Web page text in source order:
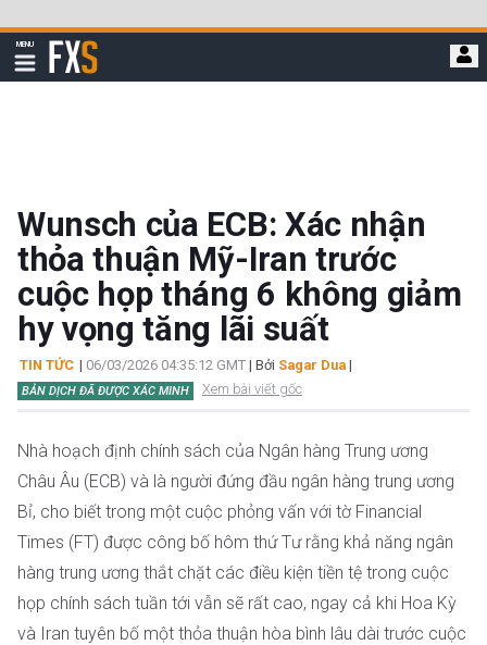
qua
đi
MENU
Hiển
thị
FXStreet
Wunsch của ECB: Xác nhận
thỏa thuận Mỹ-Iran trước
cuộc họp tháng 6 không giảm
hy vọng tăng lãi suất
TIN TỨC | 06/03/2026 04:35:12 GMT | Bởi Sagar Dua |
BẢN DỊCH ĐÃ ĐƯỢC XÁC MINH Xem bài viết gốc
Nhà hoạch định chính sách của Ngân hàng Trung ương
Châu Âu (ECB) và là người đứng đầu ngân hàng trung ương
Bỉ, cho biết trong một cuộc phỏng vấn với tờ Financial
Times (FT) được công bố hôm thứ Tư rằng khả năng ngân
hàng trung ương thắt chặt các điều kiện tiền tệ trong cuộc
họp chính sách tuần tới vẫn sẽ rất cao, ngay cả khi Hoa Kỳ
và Iran tuyên bố một thỏa thuận hòa bình lâu dài trước cuộc